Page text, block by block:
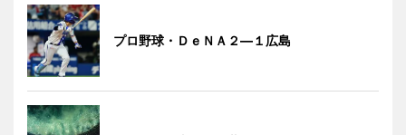
プロ野球・ＤｅＮＡ２―１広島